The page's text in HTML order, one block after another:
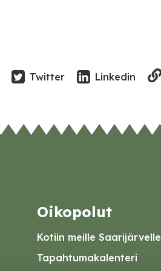
Twitter Linkedin
Oikopolut
Kotiin meille Saarijärvelle
Tapahtumakalenteri